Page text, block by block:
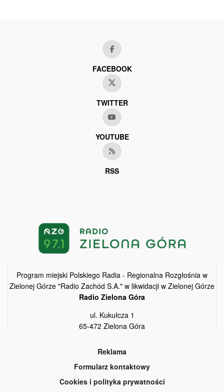
FACEBOOK
TWITTER
YOUTUBE
RSS
Program miejski Polskiego Radia - Regionalna Rozgłośnia w
Zielonej Górze "Radio Zachód S.A." w likwidacji w Zielonej Górze
Radio Zielona Góra
ul. Kukułcza 1
65-472 Zielona Góra
Reklama
Formularz kontaktowy
Cookies i polityka prywatności